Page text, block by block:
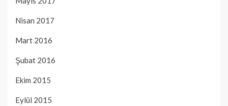
Nisan 2017
Mart 2016
Şubat 2016
Ekim 2015
Eylül 2015